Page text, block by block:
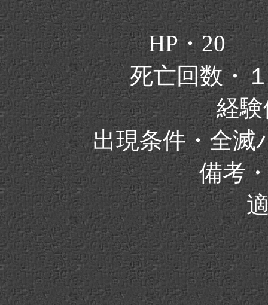
HP・20
死亡回数
経験
出現条件・全滅
備考